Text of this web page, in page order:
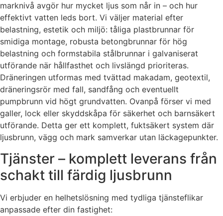
marknivå avgör hur mycket ljus som når in – och hur
effektivt vatten leds bort. Vi väljer material efter
belastning, estetik och miljö: tåliga plastbrunnar för
smidiga montage, robusta betongbrunnar för hög
belastning och formstabila stålbrunnar i galvaniserat
utförande när hållfasthet och livslängd prioriteras.
Dräneringen utformas med tvättad makadam, geotextil,
dräneringsrör med fall, sandfång och eventuellt
pumpbrunn vid högt grundvatten. Ovanpå förser vi med
galler, lock eller skyddskåpa för säkerhet och barnsäkert
utförande. Detta ger ett komplett, fuktsäkert system där
ljusbrunn, vägg och mark samverkar utan läckagepunkter.
Tjänster – komplett leverans från
schakt till färdig ljusbrunn
Vi erbjuder en helhetslösning med tydliga tjänsteflikar
anpassade efter din fastighet: